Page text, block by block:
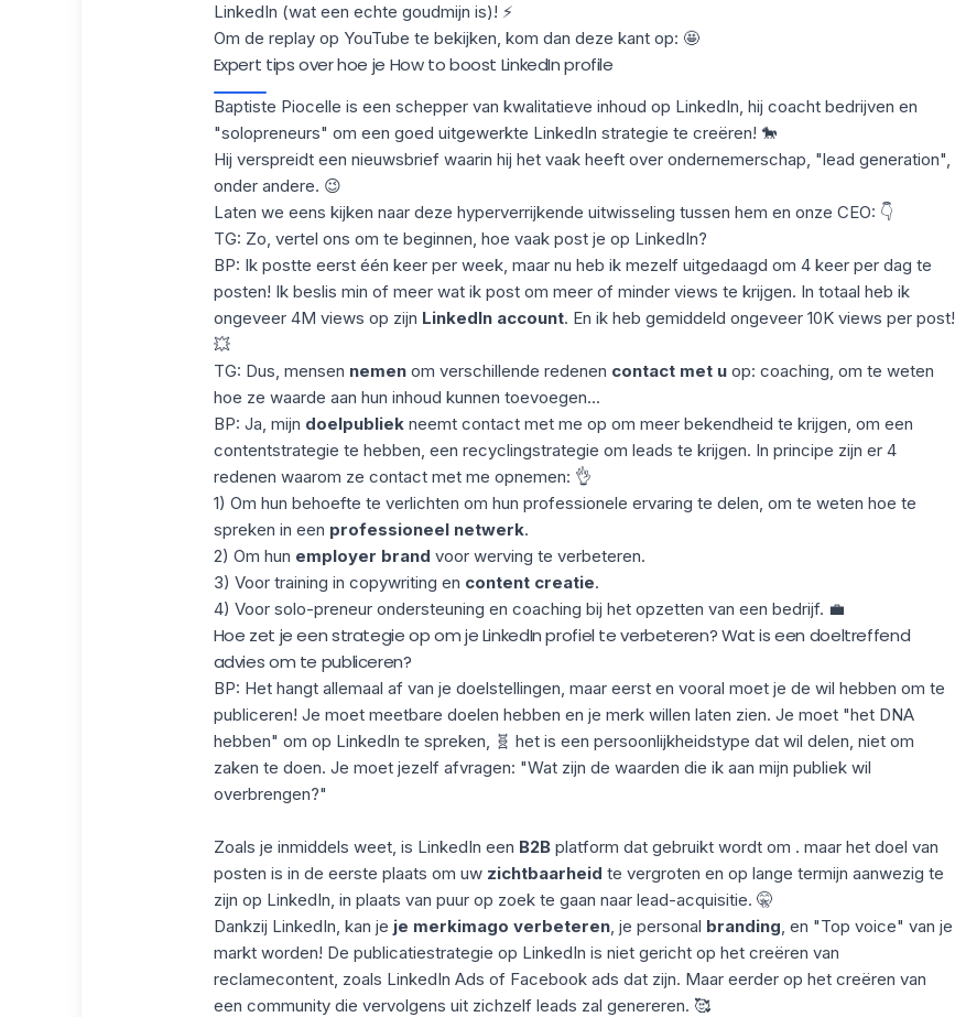
LinkedIn (wat een echte goudmijn is)! ⚡
Om de replay op YouTube te bekijken, kom dan deze kant op: 🤩
Expert tips over hoe je How to boost LinkedIn profile
Baptiste Piocelle is een schepper van kwalitatieve inhoud op LinkedIn, hij coacht bedrijven en
"solopreneurs" om een goed uitgewerkte LinkedIn strategie te creëren! 🐎
Hij verspreidt een nieuwsbrief waarin hij het vaak heeft over ondernemerschap, "lead generation",
onder andere. 😉
Laten we eens kijken naar deze hyperverrijkende uitwisseling tussen hem en onze CEO: 👇
TG: Zo, vertel ons om te beginnen, hoe vaak post je op LinkedIn?
BP: Ik postte eerst één keer per week, maar nu heb ik mezelf uitgedaagd om 4 keer per dag te
posten! Ik beslis min of meer wat ik post om meer of minder views te krijgen. In totaal heb ik
ongeveer 4M views op zijn LinkedIn account. En ik heb gemiddeld ongeveer 10K views per post!
💥
TG: Dus, mensen nemenom verschillende redenen contact met uop: coaching, om te weten
hoe ze waarde aan hun inhoud kunnen toevoegen...
BP: Ja, mijn doelpubliekneemt contact met me op om meer bekendheid te krijgen, om een
contentstrategie te hebben, een recyclingstrategie om leads te krijgen. In principe zijn er 4
redenen waarom ze contact met me opnemen: 👌
1) Om hun behoefte te verlichten om hun professionele ervaring te delen, om te weten hoe te
spreken in een professioneel netwerk.
2) Om hun employer brand voor werving te verbeteren.
3) Voor training in copywriting en content creatie.
4) Voor solo-preneur ondersteuning en coaching bij het opzetten van een bedrijf. 💼
Hoe zet je een strategie op om je LinkedIn profiel te verbeteren? Wat is een doeltreffend
advies om te publiceren?
BP: Het hangt allemaal af van je doelstellingen, maar eerst en vooral moet je de wil hebben om te
publiceren! Je moet meetbare doelen hebben en je merk willen laten zien. Je moet "het DNA
hebben" om op LinkedIn te spreken, 🧬 het is een persoonlijkheidstype dat wil delen, niet om
zaken te doen. Je moet jezelf afvragen: "Wat zijn de waarden die ik aan mijn publiek wil
overbrengen?"
Zoals je inmiddels weet, is LinkedIn een B2Bplatform dat gebruikt wordt om . maar het doel van
posten is in de eerste plaats om uw zichtbaarheid te vergroten en op lange termijn aanwezig te
zijn op LinkedIn, in plaats van puur op zoek te gaan naar lead-acquisitie. 🤫
Dankzij LinkedIn, kan je je merkimago verbeteren, je personal branding, en "Top voice" van je
markt worden! De publicatiestrategie op LinkedIn is niet gericht op het creëren van
reclamecontent, zoals LinkedIn Ads of Facebook ads dat zijn. Maar eerder op het creëren van
een community die vervolgens uit zichzelf leads zal genereren. 🥰